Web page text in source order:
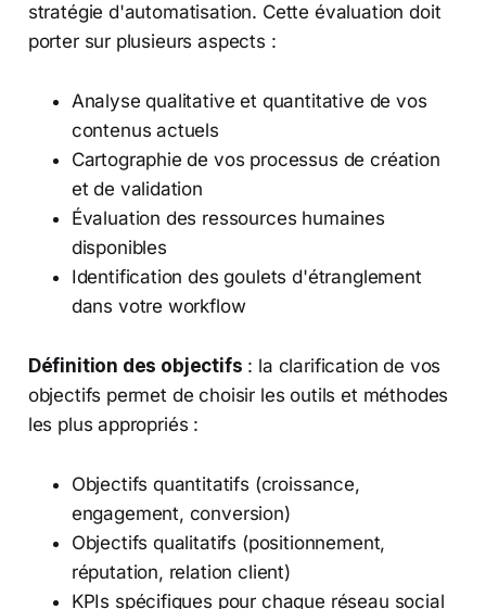
stratégie d'automatisation. Cette évaluation doit
porter sur plusieurs aspects :
Analyse qualitative et quantitative de vos
contenus actuels
Cartographie de vos processus de création
et de validation
Évaluation des ressources humaines
disponibles
Identification des goulets d'étranglement
dans votre workflow
Définition des objectifs : la clarification de vos
objectifs permet de choisir les outils et méthodes
les plus appropriés :
Objectifs quantitatifs (croissance,
engagement, conversion)
Objectifs qualitatifs (positionnement,
réputation, relation client)
KPIs spécifiques pour chaque réseau social